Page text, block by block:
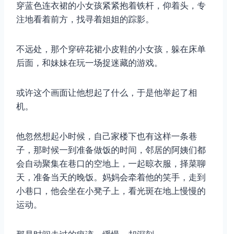
穿蓝色连衣裙的小女孩紧紧抱着铁杆，仰着头，专
注地看着前方，找寻着姐姐的踪影。
不远处，那个穿碎花裙小皮鞋的小女孩，躲在床单
后面，和妹妹在玩一场捉迷藏的游戏。
或许这个画面让他想起了什么，于是他举起了相
机。
他忽然想起小时候，自己家楼下也有这样一条巷
子，那时候一到准备做饭的时间，邻居的阿姨们都
会自动聚集在巷口的空地上，一起晾衣服，择菜聊
天，准备当天的晚饭。妈妈会牵着他的笑手，走到
小巷口，他会坐在小凳子上，看光斑在地上慢慢的
运动。